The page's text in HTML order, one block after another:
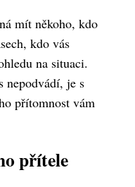
mít někoho, kdo
kdo vás
na situaci.
nepodvádí, je s
přítomnost vám
přítele